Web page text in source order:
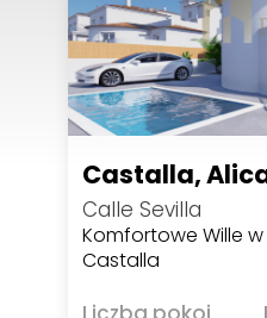
Castalla,
Calle Sevilla
Komfortowe Wille
Castalla